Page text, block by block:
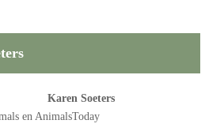
Karen Soeters
en AnimalsToday